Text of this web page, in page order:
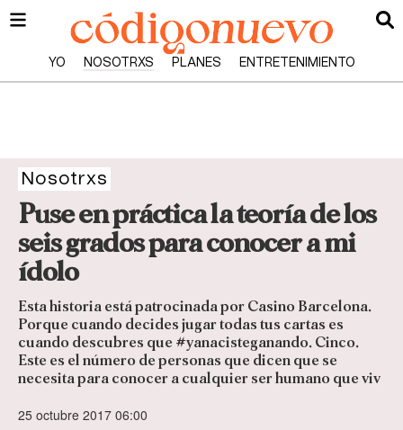
YO NOSOTRXS PLANES ENTRETENIMIENTO
Nosotrxs
Puse en práctica la teoría de los
seis grados para conocer a mi
ídolo
Esta historia está patrocinada por Casino Barcelona.
Porque cuando decides jugar todas tus cartas es
cuando descubres que #yanacisteganando. Cinco.
Este es el número de personas que dicen que se
necesita para conocer a cualquier ser humano que viv
25 octubre 2017 06:00